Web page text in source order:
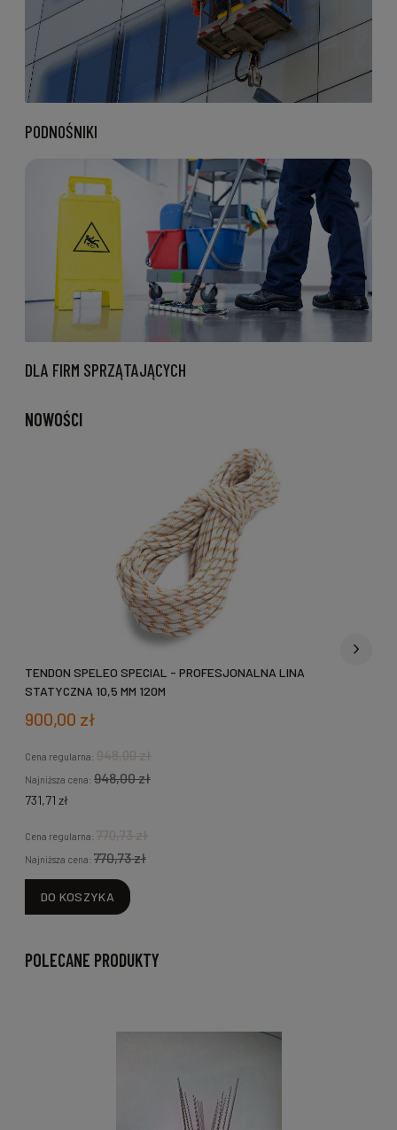
PODNOŚNIKI
DLA FIRM SPRZĄTAJĄCYCH
NOWOŚCI
TENDON SPELEO SPECIAL - PROFESJONALNA LINA
STATYCZNA 10,5 MM 120M
900,00 zł
Cena regularna:
Najniższa cena: 948,00 zł
731,71 zł
Cena regularna:
Najniższa cena: 770,73 zł
DO KOSZYKA
POLECANE PRODUKTY